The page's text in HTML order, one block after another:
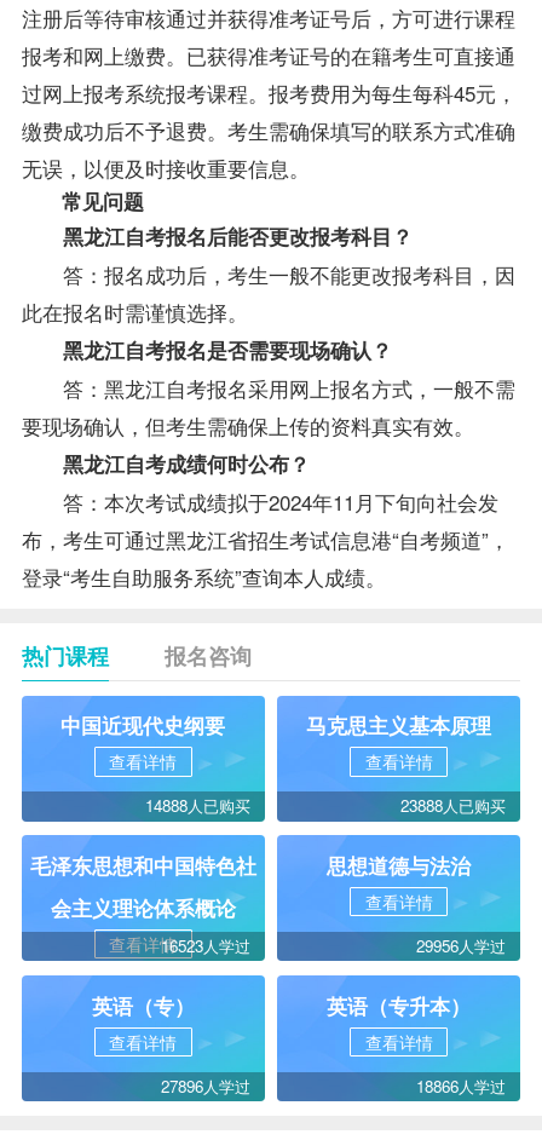
注册后等待审核通过并获得准考证号后，方可进行课程
报考和网上缴费。已获得准考证号的在籍考生可直接通
过网上报考系统报考课程。报考费用为每生每科45元，
缴费成功后不予退费。考生需确保填写的联系方式准确
无误，以便及时接收重要信息。
常见问题
黑龙江自考报名后能否更改报考科目？
答：报名成功后，考生一般不能更改报考科目，因
此在报名时需谨慎选择。
黑龙江自考报名是否需要现场确认？
答：黑龙江自考报名采用网上报名方式，一般不需
要现场确认，但考生需确保上传的资料真实有效。
黑龙江自考成绩何时公布？
答：本次考试成绩拟于2024年11月下旬向社会发
布，考生可通过黑龙江省招生考试信息港“自考频道”，
登录“考生自助服务系统”查询本人成绩。
热门课程 报名咨询
中国近现代史纲要
查看详情
14888人已购买
马克思主义基本原理
查看详情
23888人已购买
毛泽东思想和中国特色社
会主义理论体系概论
查看详情16523人学过
思想道德与法治
查看详情
29956人学过
英语（专）
查看详情
27896人学过
英语（专升本）
查看详情
18866人学过